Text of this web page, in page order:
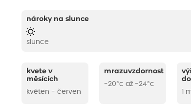
nároky na slunce
slunce
kvete v
měsících
květen - červen
mrazuvzdornost
-20°c až -24°c
1